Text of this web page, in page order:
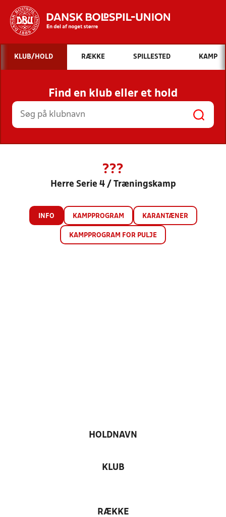
Hvad vil du søge efter?
INDHOLD OG NYHEDER
STILLINGER, RESULTATER, KLUBBER OG
HOLD
KLUB/HOLD RÆKKE SPILLESTED KAMP
Find en klub eller et hold
???
Herre Serie 4 / Træningskamp
INFO KAMPPROGRAM KARANTÆNER
KAMPPROGRAM FOR PULJE
HOLDNAVN
KLUB
RÆKKE